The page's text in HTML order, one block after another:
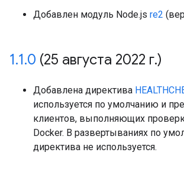
Добавлен модуль Node.js re2
1.1.0 (25 августа 2022 г.)
Добавлена директива
используется по умолчанию и
клиентов, выполняющих
Docker. В развертываниях по
директива не используется.